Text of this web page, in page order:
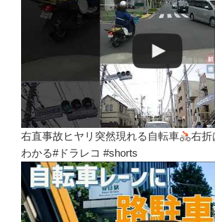
右直事故ヒヤリ突然現れる自転車
右折
わかる#ドラレコ #shorts